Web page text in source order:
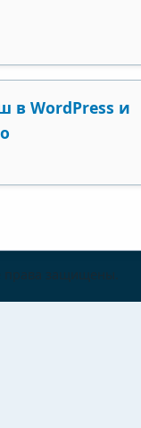
в WordPress и
защищены.